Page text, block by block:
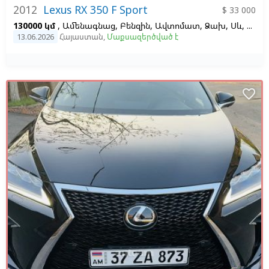
2012 Lexus RX 350 F Sport
$ 33 000
130000 կմ , Ամենագնաց, Բենզին, Ավտոմատ, Ձախ, Սև, Սև,
13.06.2026 Հայաստան, Մաքսազերծված է
favorite_border